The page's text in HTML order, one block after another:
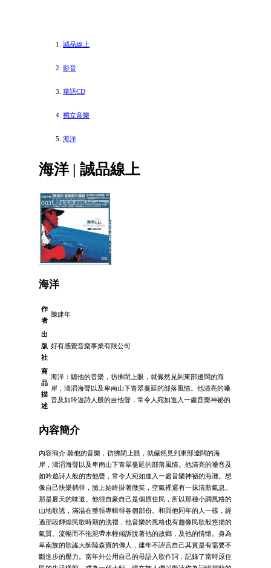
誠品線上
影音
華語CD
獨立音樂
海洋
海洋 | 誠品線上
海洋
作
者
陳建年
出
版
社
好有感覺音樂事業有限公司
商
品
描
述
海洋：聽他的音樂，彷彿閉上眼，就儼然見到東部遼闊的海
岸，濤滔海聲以及卑南山下青翠蔓延的部落風情。他清亮的嗓
音及如吟遊詩人般的吉他聲，常令人宛如進入一處音樂神祕的
內容簡介
內容簡介 聽他的音樂，彷彿閉上眼，就儼然見到東部遼闊的海
岸，濤滔海聲以及卑南山下青翠蔓延的部落風情。他清亮的嗓音及
如吟遊詩人般的吉他聲，常令人宛如進入一處音樂神祕的海灘。想
像自己快樂徜徉，臉上始終掛著微笑，空氣裡還有一抹清新氣息。
那是夏天的味道。他很自豪自己是個原住民，所以那種小調風格的
山地歌謠，滿溢在整張專輯得各個部份。和與他同年的人一樣，經
過那段輝煌民歌時期的洗禮，他音樂的風格也有趨像民歌般悠揚的
氣質。流暢而不拖泥帶水輕傾訴說著他的故鄉，及他的情懷。身為
卑南族的歌謠大師陸森寶的傳人，建年不諱言自己其實是有需要不
斷進步的壓力。當年外公用自己的母語入歌作詞，記錄了當時原住